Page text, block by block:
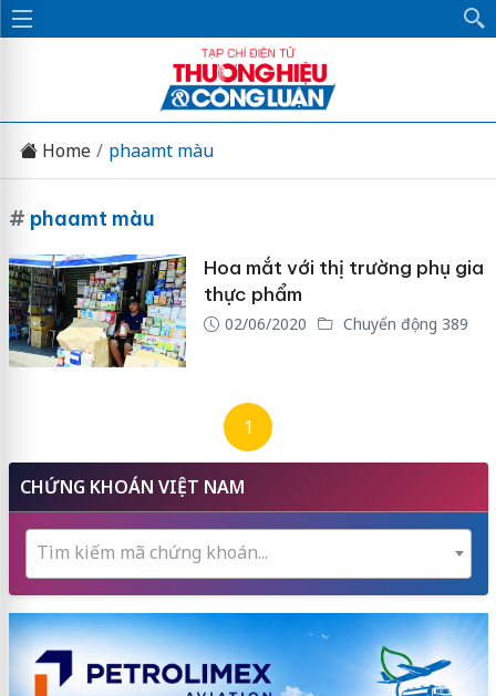
Home phaamt màu
# phaamt màu
Hoa mắt với thị trường phụ gia
thực phẩm
02/06/2020 Chuyển động 389
1
CHỨNG KHOÁN VIỆT NAM
Tìm kiếm mã chứng khoán...